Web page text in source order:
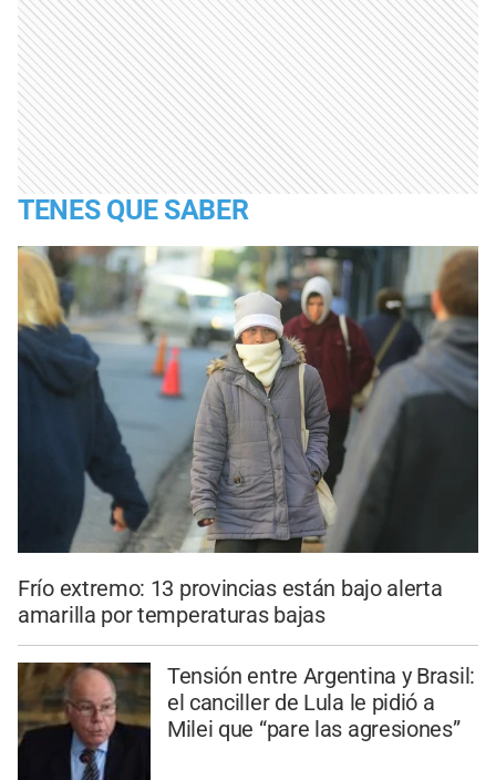
TENES QUE SABER
Frío extremo: 13 provincias están bajo alerta
amarilla por temperaturas bajas
Tensión entre Argentina y Brasil:
el canciller de Lula le pidió a
Milei que “pare las agresiones”